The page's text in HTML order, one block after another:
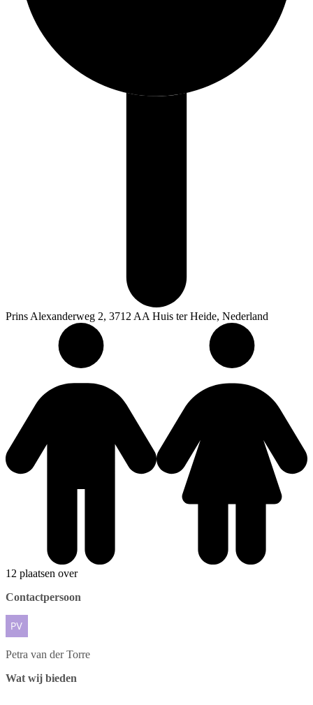
Prins Alexanderweg 2, 3712 AA Huis ter Heide, Nederland
12 plaatsen over
Contactpersoon
Petra van der Torre
Wat wij bieden